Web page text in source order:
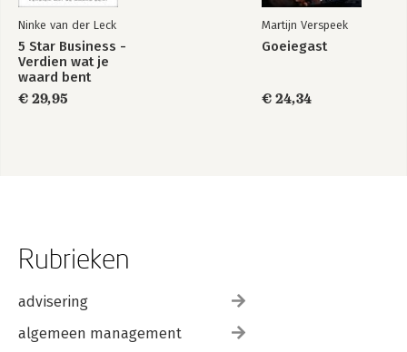
Ninke van der Leck
5 Star Business -
Verdien wat je
waard bent
€ 29,95
Martijn Verspeek
Goeiegast
€ 24,34
Rubrieken
advisering
algemeen management